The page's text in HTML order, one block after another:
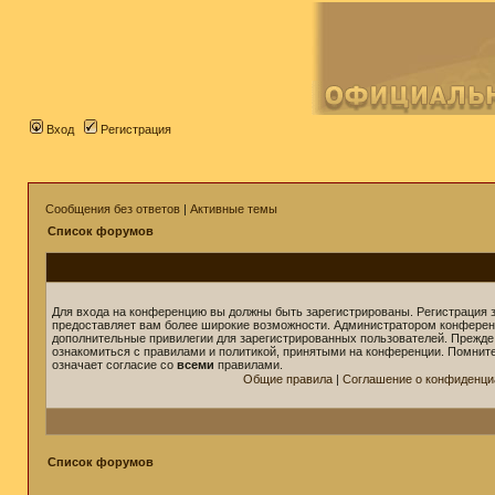
Вход Регистрация
Сообщения без ответов | Активные темы
Список форумов
Для входа на конференцию вы должны быть зарегистрированы. Регистрация
предоставляет вам более широкие возможности. Администратором
дополнительные привилегии для зарегистрированных пользователей.
ознакомиться с правилами и политикой, принятыми на конференции.
означает согласие со всеми правилами.
Общие правила| Соглашение о
Список форумов